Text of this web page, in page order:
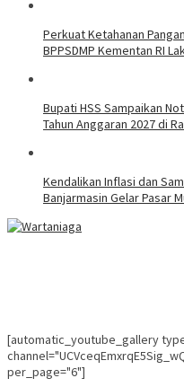
Perkuat Ketahanan
BPPSDMP Kementan RI
Bupati HSS Sampaikan
Tahun Anggaran 2027 di
Kendalikan Inflasi dan
Banjarmasin Gelar Pasar
[automatic_youtube_gallery
per_page="6"]